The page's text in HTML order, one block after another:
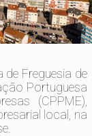
Freguesia de
Portuguesa
(CPPME),
local, na